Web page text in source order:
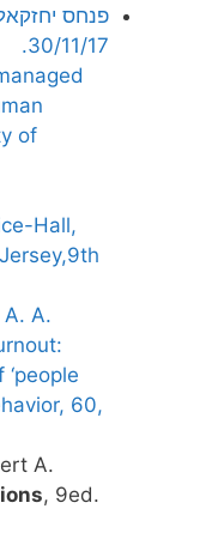
פנחס יחזקאלי (2017),
30/11/17.
of
Hall,
A.
60,
A.
, 9ed.